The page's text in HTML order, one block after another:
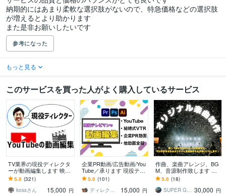
納期的にはあまり柔軟な選択肢がないので、特急価格などの選択肢
が増えるとより助かります
また是非お願いしたいです
参考になった
もっと見る
このサービスを買った人がよく購入しているサービス
TV業界の現役ディレクタ
ーが動画編集します 映像
のプロのテクニックが満
載！
5.0 (321)
kossさん
15,000 円
企業PR動画/広告動画/You
Tube／承ります 現役テレ
ビマンが高品質＆スピー
ド納品でご依頼にお応え
致します
5.0 (101)
ディレクタージャズクル
15,000 円
作曲、楽曲アレンジ、BG
M、音源制作致します マ
スタリングまで可能なス
タジオで高品質な音源を
制作します
5.0 (18)
SUPER GUITAR PIT 30,000 円